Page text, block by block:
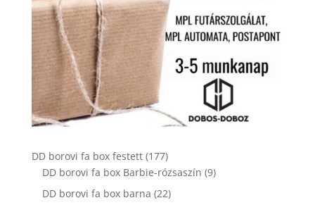
DD borovi fa box festett 177177
termék
DD borovi fa box Barbie-rózsaszín 99
DD borovi fa box barna 2222